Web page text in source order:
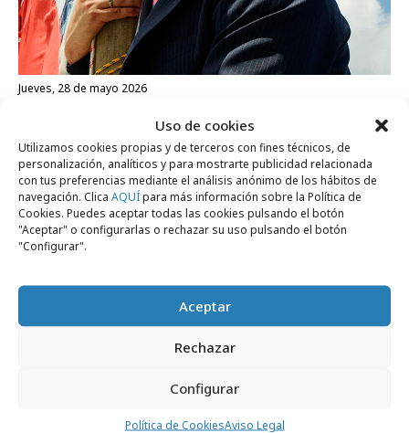
Uso de cookies
Utilizamos cookies propias y de terceros con fines técnicos, de
personalización, analíticos y para mostrarte publicidad relacionada
con tus preferencias mediante el análisis anónimo de los hábitos de
navegación. Clica AQUÍpara más información sobre la Política de
Cookies. Puedes aceptar todas las cookies pulsando el botón
"Aceptar" o configurarlas o rechazar su uso pulsando el botón
"Configurar".
Aceptar
Rechazar
Configurar
Política de CookiesAviso Legal
jueves, 28 de mayo 2026
El efecto Bad Bunny
Opinión